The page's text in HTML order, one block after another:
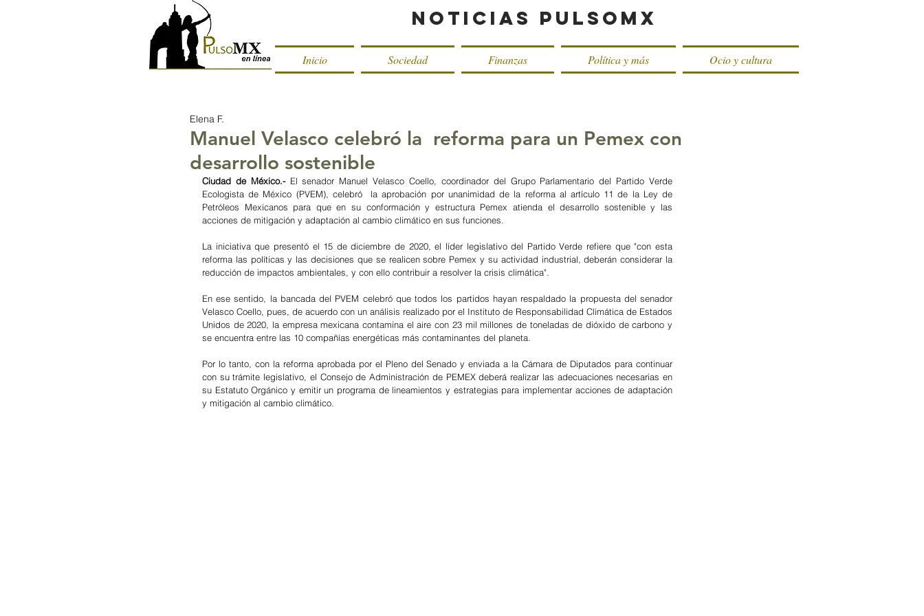
Noticias PulsoMX
Inicio Sociedad Finanzas Política y más Ocio y cultura
Manuel Velasco celebró la reforma para un Pemex con
desarrollo sostenible
Elena F.
Ciudad de México.- El senador Manuel Velasco Coello, coordinador del Grupo Parlamentario del Partido Verde
Ecologista de México (PVEM), celebró  la aprobación por unanimidad de la reforma al artículo 11 de la Ley de
Petróleos Mexicanos para que en su conformación y estructura Pemex atienda el desarrollo sostenible y las
acciones de mitigación y adaptación al cambio climático en sus funciones.
La iniciativa que presentó el 15 de diciembre de 2020, el líder legislativo del Partido Verde refiere que "con esta
reforma las políticas y las decisiones que se realicen sobre Pemex y su actividad industrial, deberán considerar la
reducción de impactos ambientales, y con ello contribuir a resolver la crisis climática".
En ese sentido, la bancada del PVEM celebró que todos los partidos hayan respaldado la propuesta del senador
Velasco Coello, pues, de acuerdo con un análisis realizado por el Instituto de Responsabilidad Climática de Estados
Unidos de 2020, la empresa mexicana contamina el aire con 23 mil millones de toneladas de dióxido de carbono y
se encuentra entre las 10 compañías energéticas más contaminantes del planeta.
Por lo tanto, con la reforma aprobada por el Pleno del Senado y enviada a la Cámara de Diputados para continuar
con su trámite legislativo, el Consejo de Administración de PEMEX deberá realizar las adecuaciones necesarias en
su Estatuto Orgánico y emitir un programa de lineamientos y estrategias para implementar acciones de adaptación
y mitigación al cambio climático.